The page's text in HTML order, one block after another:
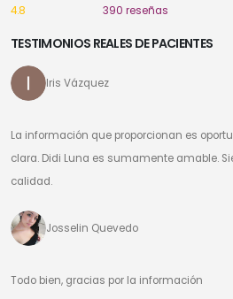
4.8 390 reseñas
TESTIMONIOS REALES DE PACIENTES
Iris Vázquez
La información que proporcionan es
clara. Didi Luna es sumamente amable.
calidad.
Josselin Quevedo
Todo bien, gracias por la información